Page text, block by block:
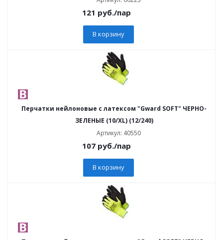
121 руб./пар
В корзину
Перчатки нейлоновые с латексом "Gward SOFT" ЧЕРНО-
ЗЕЛЕНЫЕ (10/XL) (12/240)
Артикул: 40550
107 руб./пар
В корзину